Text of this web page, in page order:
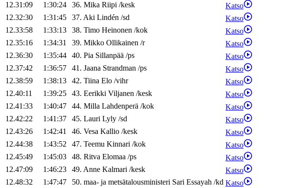
12.31:09
1:30:24 36. Mika Riipi /kesk
Katso
12.32:30
1:31:45 37. Aki Lindén /sd
Katso
12.33:58
1:33:13 38. Timo Heinonen /kok
Katso
12.35:16
1:34:31 39. Mikko Ollikainen /r
Katso
12.36:30
1:35:44 40. Pia Sillanpää /ps
Katso
12.37:42
1:36:57 41. Jaana Strandman /ps
Katso
12.38:59
1:38:13 42. Tiina Elo /vihr
Katso
12.40:11
1:39:25 43. Eerikki Viljanen /kesk
Katso
12.41:33
1:40:47 44. Milla Lahdenperä /kok
Katso
12.42:22
1:41:37 45. Lauri Lyly /sd
Katso
12.43:26
1:42:41 46. Vesa Kallio /kesk
Katso
12.44:38
1:43:52 47. Teemu Kinnari /kok
Katso
12.45:49
1:45:03 48. Ritva Elomaa /ps
Katso
12.47:09
1:46:23 49. Anne Kalmari /kesk
Katso
12.48:32
1:47:47 50. maa- ja metsätalousministeri Sari Essayah /kd Katso